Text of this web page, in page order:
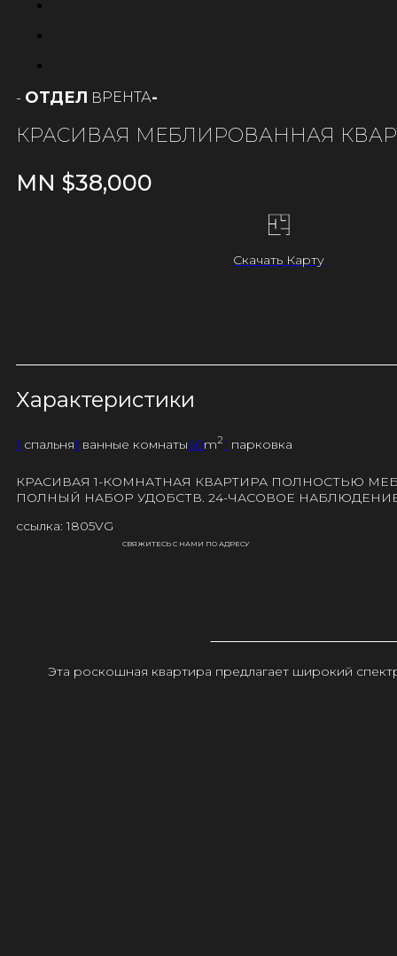
- ОТДЕЛ ВРЕНТА-
КРАСИВАЯ МЕБЛИРОВАННАЯ
MN $38,000
Скачать Карту
Характеристики
1 спальня1 ванные комнаты60m21 парковка
КРАСИВАЯ 1-КОМНАТНАЯ КВАРТИРА ПОЛНОСТЬЮ
ПОЛНЫЙ НАБОР УДОБСТВ. 24-ЧАСОВОЕ
ссылка: 1805VG
СВЯЖИТЕСЬ С НАМИ ПО АДРЕСУ
Эта роскошная квартира предлагает широкий